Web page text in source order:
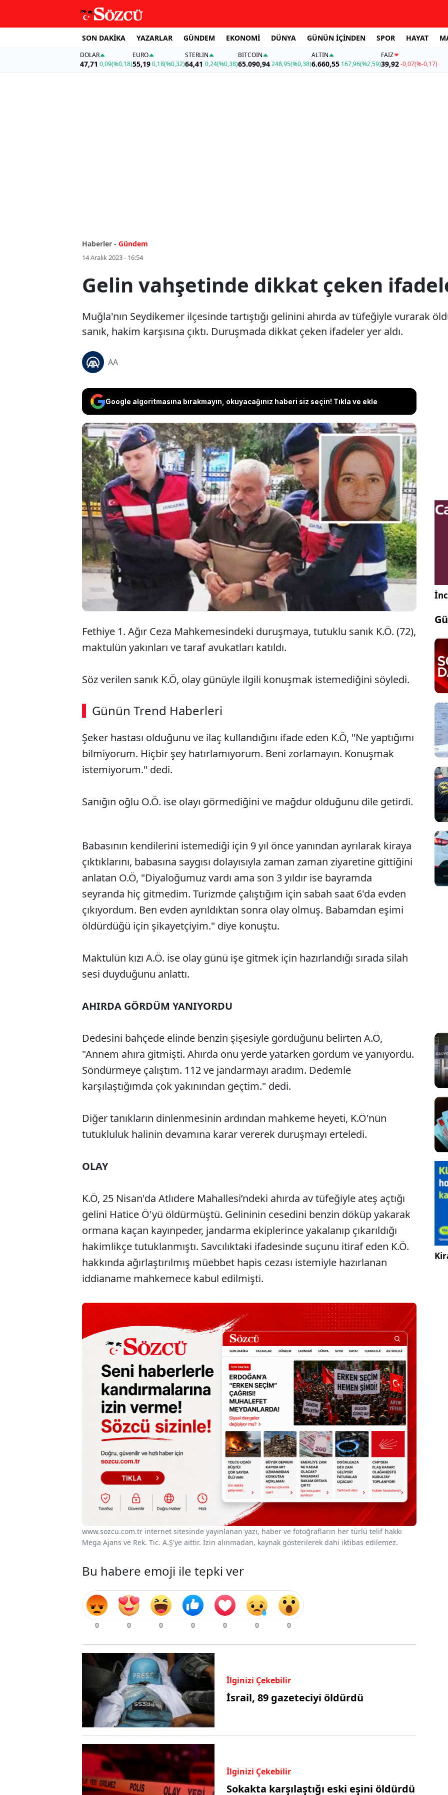
SON DAKİKA YAZARLAR GÜNDEM EKONOMİ DÜNYA GÜNÜN İÇİNDEN SPOR HAYAT
DOLAR
47,71 0,09(%0,18)
EURO
55,19 0,18(%0,32)
STERLIN
64,41 0,24(%0,38)
BITCOIN
65.090,94248,95(%0,38)
ALTIN
6.660,55 167,96(%2,59)
FAİZ
39,92-0,07(%-0,17)
Haberler - Gündem
14 Aralık 2023 - 16:54
Gelin vahşetinde dikkat çeken
Muğla'nın Seydikemer ilçesinde tartıştığı gelinini ahırda av tüfeğiyle vurarak
sanık, hakim karşısına çıktı. Duruşmada dikkat çeken ifadeler yer aldı.
AA
Google algoritmasına bırakmayın, okuyacağınız haberi siz seçin! Tıkla ve ekle
Muğla'nın Seydikemer ilçesinde tartıştığı gelinini ahırda av
tüfeğiyle vurarak öldürdükten sonra cesedini yakan sanık,
hakim karşısına çıktı. Duruşmada dikkat çeken ifadeler yer
aldı.
Fethiye 1. Ağır Ceza Mahkemesindeki duruşmaya, tutuklu sanık K.Ö. (72),
maktulün yakınları ve taraf avukatları katıldı.
Söz verilen sanık K.Ö, olay günüyle ilgili konuşmak istemediğini söyledi.
Günün Trend Haberleri
00:02 / 08:06
Sesi Aç
Şeker hastası olduğunu ve ilaç kullandığını ifade eden K.Ö, "Ne yaptığımı
bilmiyorum. Hiçbir şey hatırlamıyorum. Beni zorlamayın. Konuşmak
istemiyorum." dedi.
Sanığın oğlu O.Ö. ise olayı görmediğini ve mağdur olduğunu dile getirdi.
Babasının kendilerini istemediği için 9 yıl önce yanından ayrılarak kiraya
çıktıklarını, babasına saygısı dolayısıyla zaman zaman ziyaretine gittiğini
anlatan O.Ö, "Diyaloğumuz vardı ama son 3 yıldır ise bayramda
seyranda hiç gitmedim. Turizmde çalıştığım için sabah saat 6'da evden
çıkıyordum. Ben evden ayrıldıktan sonra olay olmuş. Babamdan eşimi
öldürdüğü için şikayetçiyim." diye konuştu.
Maktulün kızı A.Ö. ise olay günü işe gitmek için hazırlandığı sırada silah
sesi duyduğunu anlattı.
AHIRDA GÖRDÜM YANIYORDU
Dedesini bahçede elinde benzin şişesiyle gördüğünü belirten A.Ö,
"Annem ahıra gitmişti. Ahırda onu yerde yatarken gördüm ve yanıyordu.
Söndürmeye çalıştım. 112 ve jandarmayı aradım. Dedemle
karşılaştığımda çok yakınından geçtim." dedi.
Diğer tanıkların dinlenmesinin ardından mahkeme heyeti, K.Ö'nün
tutukluluk halinin devamına karar vererek duruşmayı erteledi.
OLAY
K.Ö, 25 Nisan'da Atlıdere Mahallesi’ndeki ahırda av tüfeğiyle ateş açtığı
gelini Hatice Ö'yü öldürmüştü. Gelininin cesedini benzin döküp yakarak
ormana kaçan kayınpeder, jandarma ekiplerince yakalanıp çıkarıldığı
hakimlikçe tutuklanmıştı. Savcılıktaki ifadesinde suçunu itiraf eden K.Ö.
hakkında ağırlaştırılmış müebbet hapis cezası istemiyle hazırlanan
iddianame mahkemece kabul edilmişti.
www.sozcu.com.tr internet sitesinde yayınlanan yazı, haber ve fotoğrafların her türlü telif hakkı
Mega Ajans ve Rek. Tic. A.Ş'ye aittir. İzin alınmadan, kaynak gösterilerek dahi iktibas edilemez.
Bu habere emoji ile tepki ver
İlginizi Çekebilir
İsrail, 89 gazeteciyi öldürdü
İlginizi Çekebilir
Sokakta karşılaştığı eski eşini öldürdü